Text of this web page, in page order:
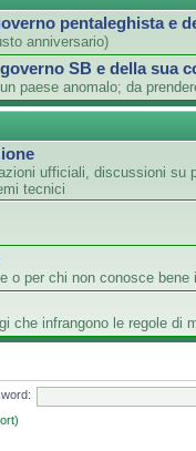
pentaleghista e
anniversario)
SB e della sua
paese anomalo; da
ufficiali, discussioni su
tecnici
o per chi non conosce bene
che infrangono le regole di